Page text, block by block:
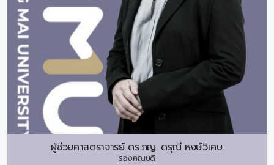
ผู้ช่วยศาสตราจารย์ ดร.ภญ. ดรุณี หงษ์วิเศษ
รองคณบดี